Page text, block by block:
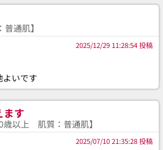
通肌】
2025/12/29 11:28:54 投稿
よいです
ます
歳以上 肌質：普通肌】
2025/07/10 21:35:28 投稿